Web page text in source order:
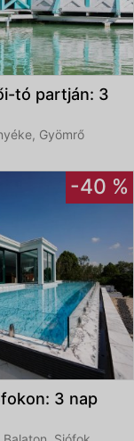
tó partján: 3
Gyömrő
-40 %
3 nap